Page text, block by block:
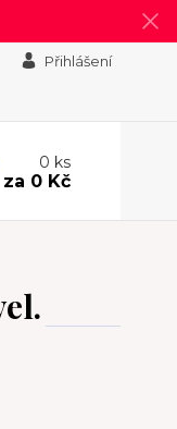
Přihlášení
0 ks
za 0 Kč